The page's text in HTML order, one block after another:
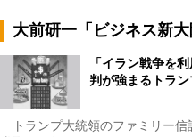
大前研一「ビジネス新
「イラン戦争を
判が強まるトラ
トランプ大統領のファミリー信